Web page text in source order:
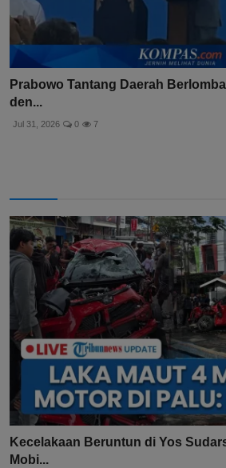
Prabowo Tantang Daerah
den...
Jul 31, 2026 0 7
Kecelakaan Beruntun di Yos
Mobi...